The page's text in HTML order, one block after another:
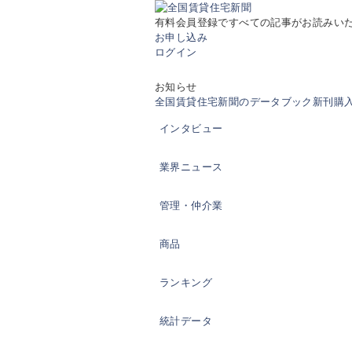
有料会員登録ですべての記事がお読みい
お申し込み
ログイン
お知らせ
全国賃貸住宅新聞のデータブック新刊購
インタビュー
業界ニュース
管理・仲介業
商品
ランキング
統計データ